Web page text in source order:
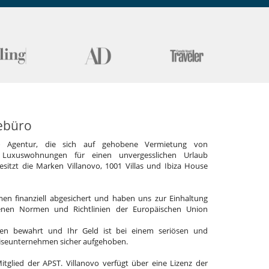
Agentur, die sich auf gehobene Vermietung von
für einen unvergesslichen Urlaub
die Marken Villanovo, 1001 Villas und Ibiza House
finanziell abgesichert und haben uns zur Einhaltung
Normen und Richtlinien der Europäischen Union
bewahrt und Ihr Geld ist bei einem seriösen und
sicher aufgehoben.
der APST. Villanovo verfügt über eine Lizenz der